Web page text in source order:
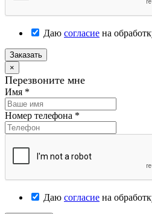
Даю согласие на
Заказать
×
Перезвоните мне
Имя *
Номер телефона *
Даю согласие на